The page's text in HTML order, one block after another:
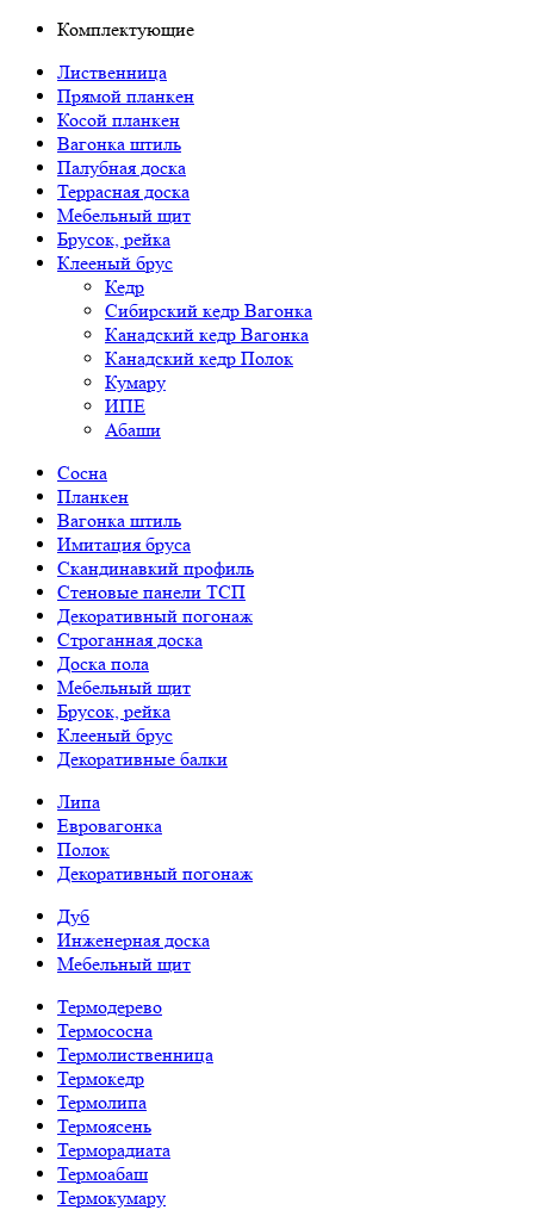
Комплектующие
Лиственница
Прямой планкен
Косой планкен
Вагонка штиль
Палубная доска
Террасная доска
Мебельный щит
Брусок, рейка
Клееный брус
Кедр
Сибирский кедр Вагонка
Канадский кедр Вагонка
Канадский кедр Полок
Кумару
ИПЕ
Абаши
Сосна
Планкен
Вагонка штиль
Имитация бруса
Скандинавкий профиль
Стеновые панели ТСП
Декоративный погонаж
Строганная доска
Доска пола
Мебельный щит
Брусок, рейка
Клееный брус
Декоративные балки
Липа
Евровагонка
Полок
Декоративный погонаж
Дуб
Инженерная доска
Мебельный щит
Термодерево
Термососна
Термолиственница
Термокедр
Термолипа
Термоясень
Терморадиата
Термоабаш
Термокумару